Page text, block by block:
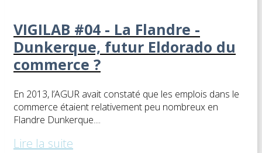
VIGILAB #04 - La Flandre -
Dunkerque, futur Eldorado du
commerce ?
En 2013, l’AGUR avait constaté que les emplois dans le
commerce étaient relativement peu nombreux en
Flandre Dunkerque....
Lire la suite